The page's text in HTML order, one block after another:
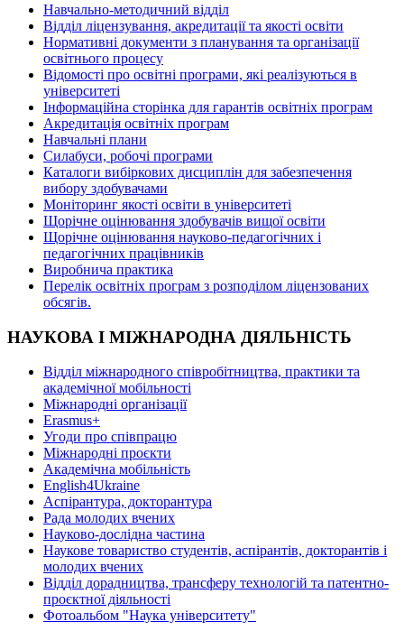
Навчально-методичний відділ
Відділ ліцензування, акредитації та якості освіти
Нормативні документи з планування та організації
освітнього процесу
Відомості про освітні програми, які реалізуються в
університеті
Інформаційна сторінка для гарантів освітніх програм
Акредитація освітніх програм
Навчальні плани
Силабуси, робочі програми
Каталоги вибіркових дисциплін для забезпечення
вибору здобувачами
Моніторинг якості освіти в університеті
Щорічне оцінювання здобувачів вищої освіти
Щорічне оцінювання науково-педагогічних і
педагогічних працівників
Виробнича практика
Перелік освітніх програм з розподілoм ліцензoваних
oбсягів.
НАУКОВА І МІЖНАРОДНА ДІЯЛЬНІСТЬ
Відділ міжнародного співробітництва, практики та
академічної мобільності
Міжнародні організації
Erasmus+
Угоди про співпрацю
Міжнародні проєкти
Академічна мобільність
English4Ukraine
Аспірантура, докторантура
Рада молодих вчених
Науково-дослідна частина
Наукове товариство студентів, аспірантів, докторантів і
молодих вчених
Відділ дорадництва, трансферу технологій та патентно-
проєктної діяльності
Фотоальбом "Наука університету"